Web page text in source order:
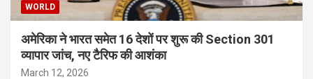
WORLD
अमेरिका ने भारत समेत 16 देशों पर शुरू की Section 301
व्यापार जांच, नए टैरिफ की आशंका
March 12, 2026